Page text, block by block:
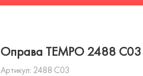
Оправа TEMPO 2488 С03
Артикул: 2488 С03